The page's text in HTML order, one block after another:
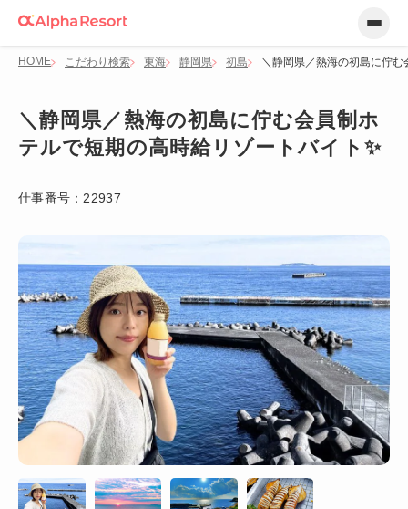
HOME こだわり検索 東海 静岡県 初島 ＼静岡県／熱海の初島に佇
＼静岡県／熱海の初島に佇む会員制ホ
テルで短期の高時給リゾートバイト✨
仕事番号： 22937